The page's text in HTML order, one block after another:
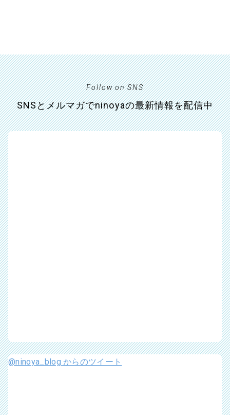
Follow on SNS
SNSとメルマガでninoyaの最新情報を配信中
@ninoya_blog からのツイート